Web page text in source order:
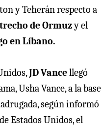
y Teherán respecto a
de Ormuzy el
en Líbano.
JD Vancellegó
Usha Vance, a la base
según informó
Estados Unidos, el